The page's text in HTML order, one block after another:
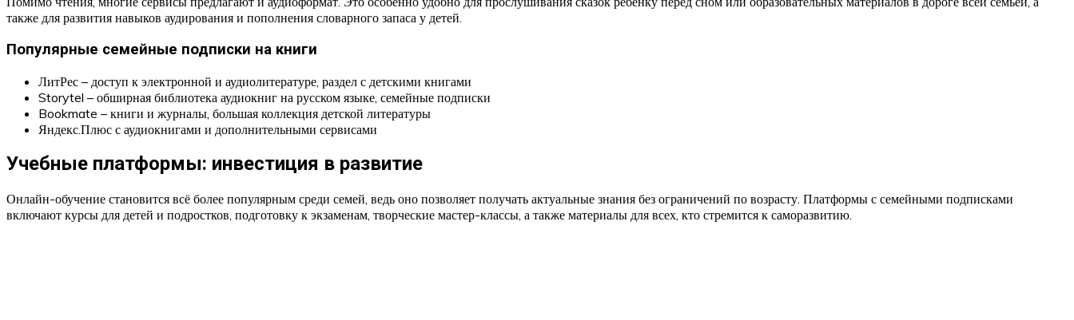
также для развития навыков аудирования и пополнения словарного запаса у детей.
Популярные семейные подписки на книги
ЛитРес – доступ к электронной и аудиолитературе, раздел с детскими книгами
Storytel – обширная библиотека аудиокниг на русском языке, семейные подписки
Bookmate – книги и журналы, большая коллекция детской литературы
Яндекс.Плюс с аудиокнигами и дополнительными сервисами
Учебные платформы: инвестиция в развитие
Онлайн-обучение становится всё более популярным среди семей, ведь оно позволяет получать актуальные знания без ограничений по возрасту. Платформы с семейными подписками
включают курсы для детей и подростков, подготовку к экзаменам, творческие мастер-классы, а также материалы для всех, кто стремится к саморазвитию.